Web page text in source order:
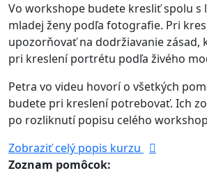
Vo workshope budete kresliť spolu
mladej ženy podľa fotografie. Pri
upozorňovať na dodržiavanie zásad,
pri kreslení portrétu podľa živého
Petra vo videu hovorí o všetkých
budete pri kreslení potrebovať. Ich
po rozliknutí popisu celého
Zobraziť celý popis kurzu
Zoznam pomôcok: